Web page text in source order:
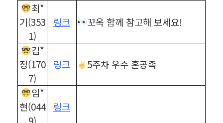
최*
기(353
1)
링크 꼬옥 함께 참고해 보세요!
김*
정(170
7)
링크 5주차 우수 혼공족
임*
현(044
9)
링크